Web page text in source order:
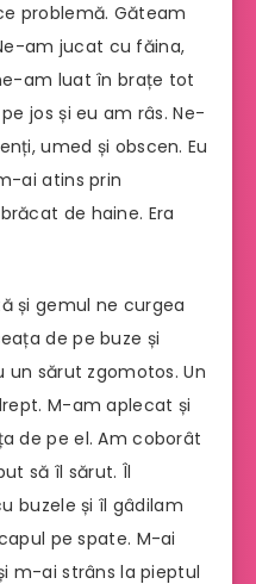
problemă. Găteam
am jucat cu făina,
am luat în brațe tot
jos și eu am râs. Ne-
umed și obscen. Eu
ai atins prin
de haine. Era
și gemul ne curgea
de pe buze și
sărut zgomotos. Un
M-am aplecat și
de pe el. Am coborât
să îl sărut. Îl
buzele și îl gâdilam
pe spate. M-ai
m-ai strâns la pieptul